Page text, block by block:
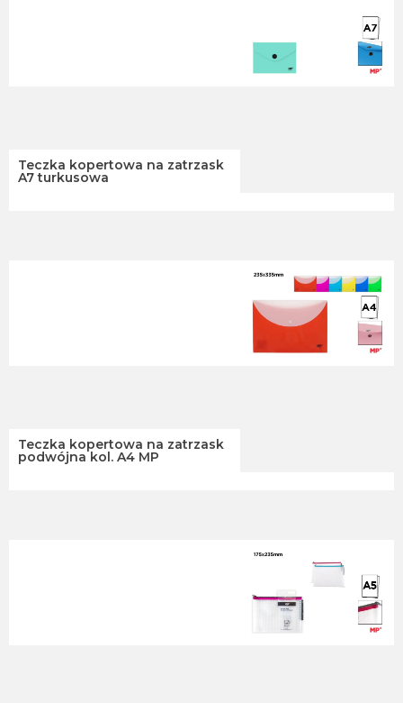
Teczka kopertowa na zatrzask
A7 turkusowa
Teczka kopertowa na zatrzask
podwójna kol. A4 MP